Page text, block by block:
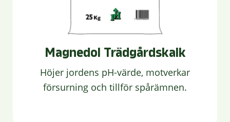
Magnedol Trädgårdskalk
Höjer jordens pH-värde, motverkar
försurning och tillför spårämnen.